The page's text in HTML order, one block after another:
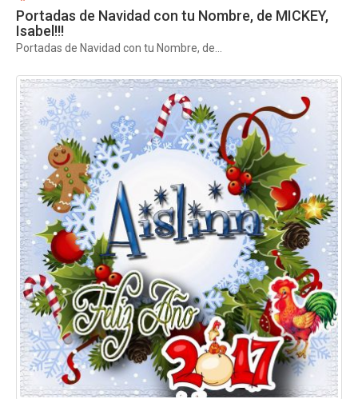
Portadas de Navidad con tu Nombre, de MICKEY,
Isabel!!!
Portadas de Navidad con tu Nombre, de...